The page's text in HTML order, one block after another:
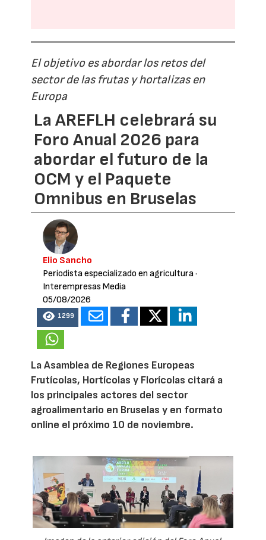
El objetivo es abordar los retos del
sector de las frutas y hortalizas en
Europa
La AREFLH celebrará su
Foro Anual 2026 para
abordar el futuro de la
OCM y el Paquete
Omnibus en Bruselas
Elio Sancho
Periodista especializado en agricultura·
Interempresas Media
05/08/2026
1299
La Asamblea de Regiones Europeas
Frutícolas, Hortícolas y Florícolas citará a
los principales actores del sector
agroalimentario en Bruselas y en formato
online el próximo 10 de noviembre.